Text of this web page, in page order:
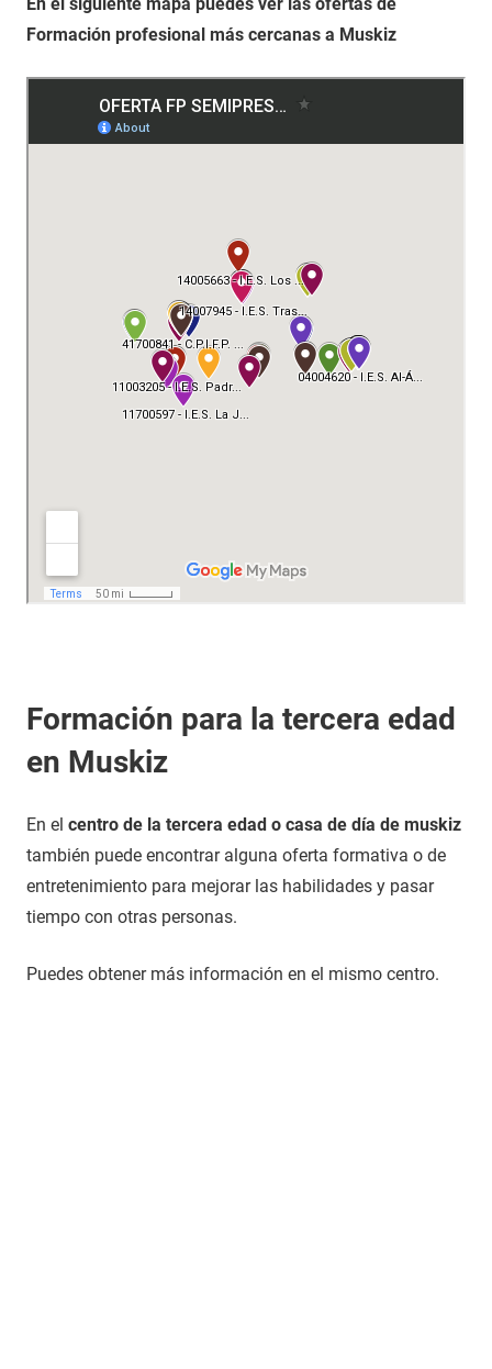
Formación profesional más cercanas a Muskiz
Formación para la tercera edad
en Muskiz
En el centro de la tercera edad o casa de día de muskiz
también puede encontrar alguna oferta formativa o de
entretenimiento para mejorar las habilidades y pasar
tiempo con otras personas.
Puedes obtener más información en el mismo centro.